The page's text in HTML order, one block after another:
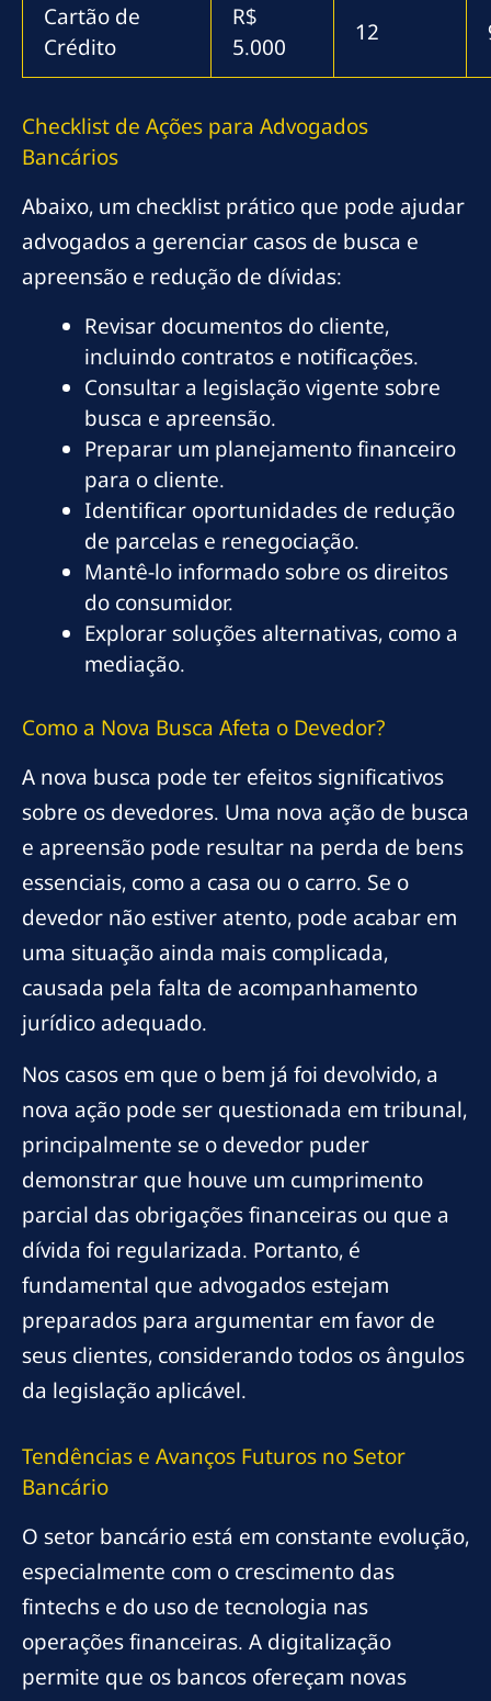
Cartão de
Crédito
R$
5.000
12
Checklist de Ações para Advogados
Bancários
Abaixo, um checklist prático que pode ajudar
advogados a gerenciar casos de busca e
apreensão e redução de dívidas:
Revisar documentos do cliente,
incluindo contratos e notificações.
Consultar a legislação vigente sobre
busca e apreensão.
Preparar um planejamento financeiro
para o cliente.
Identificar oportunidades de redução
de parcelas e renegociação.
Mantê-lo informado sobre os direitos
do consumidor.
Explorar soluções alternativas, como a
mediação.
Como a Nova Busca Afeta o Devedor?
A nova busca pode ter efeitos significativos
sobre os devedores. Uma nova ação de busca
e apreensão pode resultar na perda de bens
essenciais, como a casa ou o carro. Se o
devedor não estiver atento, pode acabar em
uma situação ainda mais complicada,
causada pela falta de acompanhamento
jurídico adequado.
Nos casos em que o bem já foi devolvido, a
nova ação pode ser questionada em tribunal,
principalmente se o devedor puder
demonstrar que houve um cumprimento
parcial das obrigações financeiras ou que a
dívida foi regularizada. Portanto, é
fundamental que advogados estejam
preparados para argumentar em favor de
seus clientes, considerando todos os ângulos
da legislação aplicável.
Tendências e Avanços Futuros no Setor
Bancário
O setor bancário está em constante evolução,
especialmente com o crescimento das
fintechs e do uso de tecnologia nas
operações financeiras. A digitalização
permite que os bancos ofereçam novas